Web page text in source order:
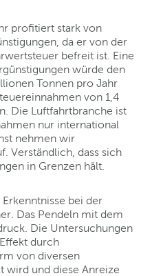
profitiert stark von
da er von der
befreit ist. Eine
würde den
Tonnen pro Jahr
von 1,4
Die Luftfahrtbranche ist
nur international
nehmen wir
Verständlich, dass sich
in Grenzen hält.
bei der
Das Pendeln mit dem
Die Untersuchungen
durch
von diversen
wird und diese Anreize